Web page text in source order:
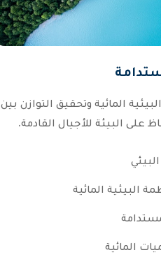
المائية وتحقيق التوازن بين
على البيئة للأجيال القادمة.
البيئية المائية
المائية